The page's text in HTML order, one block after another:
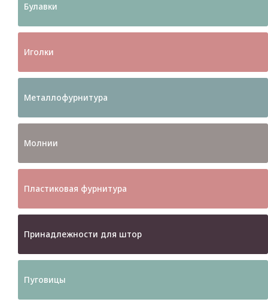
Булавки
Иголки
Металлофурнитура
Молнии
Пластиковая фурнитура
Принадлежности для штор
Пуговицы